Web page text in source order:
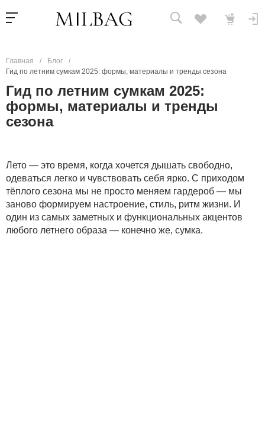
Главная / Блог
/
Гид по летним сумкам 2025: формы, материалы и тренды сезона
Гид по летним сумкам 2025:
формы, материалы и тренды
сезона
Лето — это время, когда хочется дышать свободно,
одеваться легко и чувствовать себя ярко. С приходом
тёплого сезона мы не просто меняем гардероб — мы
заново формируем настроение, стиль, ритм жизни. И
один из самых заметных и функциональных акцентов
любого летнего образа — конечно же, сумка.